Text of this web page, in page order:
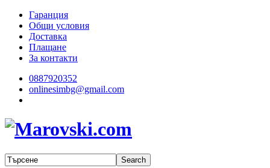
Гаранция
Общи условия
Доставка
Плащане
За контакти
0887920352
onlinesimbg@gmail.com